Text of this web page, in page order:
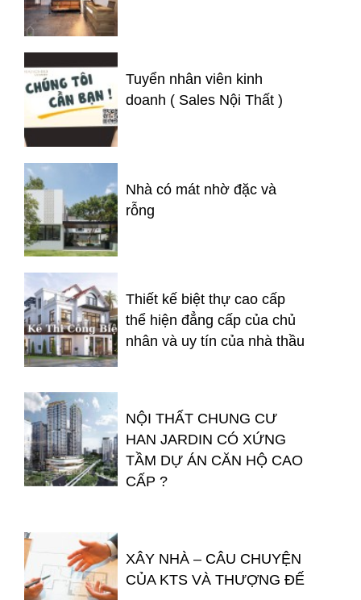
Tuyển nhân viên kinh
doanh ( Sales Nội Thất )
Nhà có mát nhờ đặc và
rỗng
Thiết kế biệt thự cao cấp
thể hiện đẳng cấp của chủ
nhân và uy tín của nhà thầu
NỘI THẤT CHUNG CƯ
HAN JARDIN CÓ XỨNG
TẦM DỰ ÁN CĂN HỘ CAO
CẤP ?
XÂY NHÀ – CÂU CHUYỆN
CỦA KTS VÀ THƯỢNG ĐẾ